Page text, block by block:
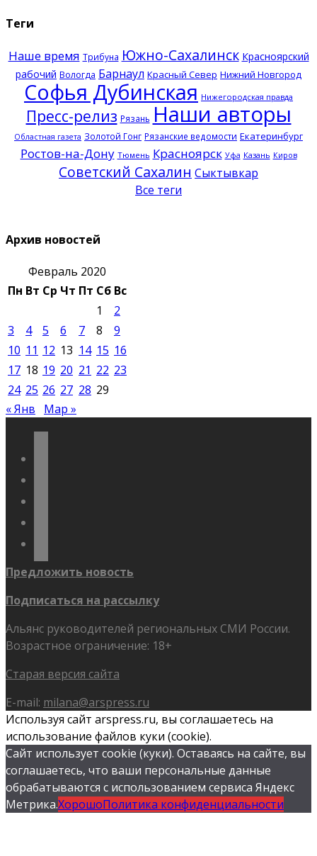
Теги
Наше время Трибуна Южно-Сахалинск Красноярский
рабочий Вологда Барнаул Красный Север Нижний Новгород
Софья Дубинская Нижегородская правда
Пресс-релиз Рязань Наши авторы
Областная газета Золотой Гонг Рязанские ведомости Екатеринбург
Ростов-на-Дону Тюмень Красноярск Уфа Казань Киров
Советский Сахалин Сыктывкар
Все теги
Архив новостей
Февраль 2020
Пн Вт Ср Чт Пт Сб Вс
1
2
3
4 5 6 7 8
9
10 11 12 13 14 15 16
17 18 19 20 21 22 23
24 25 26 27 28 29
« Янв
Мар »
Предложить новость
Подписаться на рассылку
Альянс руководителей региональных СМИ России.
Возрастное ограничение: 18+
Старая версия сайта
E-mail: milana@arspress.ru
Используя сайт arspress.ru, вы соглашаетесь на
использование файлов куки (cookie).
Сайт использует cookie (куки). Оставаясь на сайте, вы
соглашаетесь, что ваши персональные данные
обрабатываются с использованием сервиса Яндекс
Метрика.ХорошоПолитика конфиденциальности